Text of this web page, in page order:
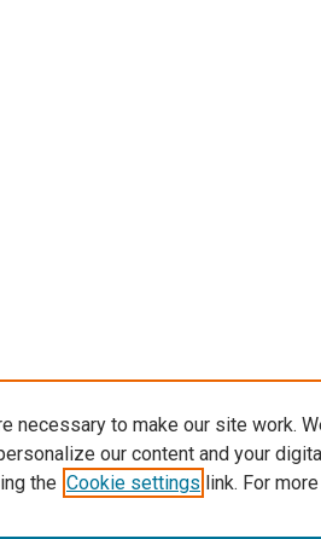
necessary to make our site work.
our content and your
the Cookie settings link. For